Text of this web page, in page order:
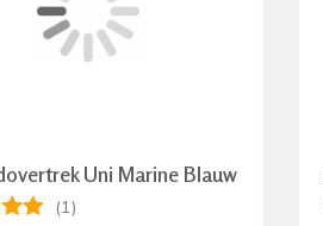
Uni Marine Blauw
(1)